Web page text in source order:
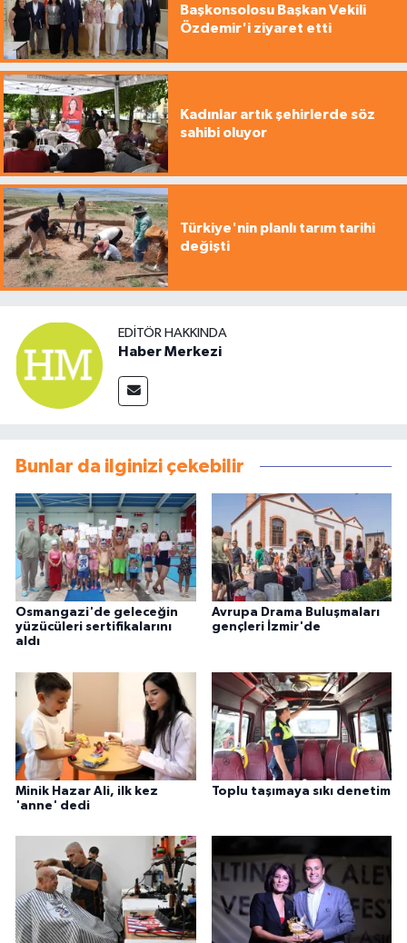
Başkonsolosu Başkan Vekili
Özdemir'i ziyaret etti
Kadınlar artık şehirlerde söz
sahibi oluyor
Türkiye'nin planlı tarım tarihi
değişti
EDITÖR HAKKINDA
Haber Merkezi
Bunlar da ilginizi çekebilir
Osmangazi'de geleceğin
yüzücüleri sertifikalarını
aldı
Avrupa Drama Buluşmaları
gençleri İzmir'de
Minik Hazar Ali, ilk kez
'anne' dedi
Toplu taşımaya sıkı denetim